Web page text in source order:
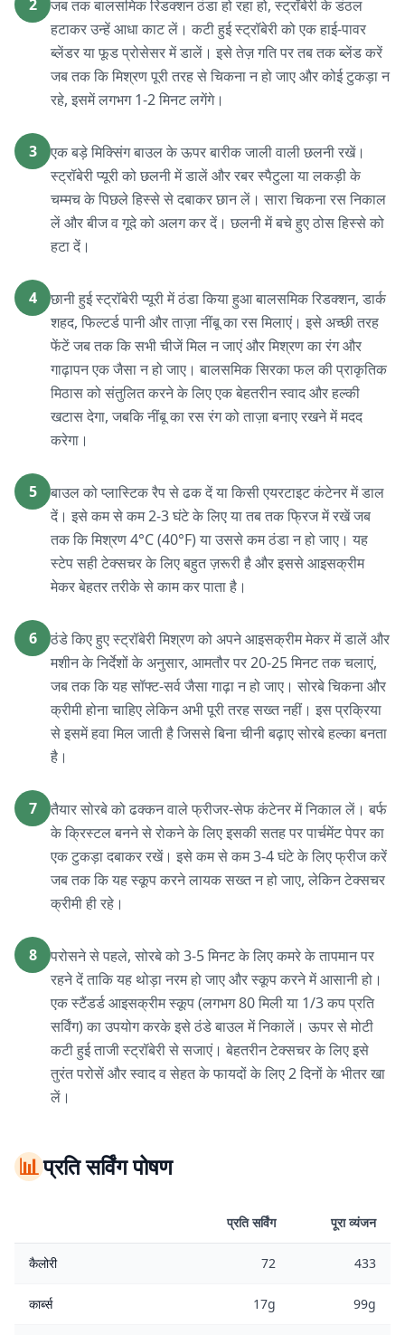
2
जब तक बालसमिक रिडक्शन ठंडा हो रहा हो, स्ट्रॉबेरी के डंठल
हटाकर उन्हें आधा काट लें। कटी हुई स्ट्रॉबेरी को एक हाई-पावर
ब्लेंडर या फूड प्रोसेसर में डालें। इसे तेज़ गति पर तब तक ब्लेंड करें
जब तक कि मिश्रण पूरी तरह से चिकना न हो जाए और कोई टुकड़ा न
रहे, इसमें लगभग 1-2 मिनट लगेंगे।
3
एक बड़े मिक्सिंग बाउल के ऊपर बारीक जाली वाली छलनी रखें।
स्ट्रॉबेरी प्यूरी को छलनी में डालें और रबर स्पैटुला या लकड़ी के
चम्मच के पिछले हिस्से से दबाकर छान लें। सारा चिकना रस निकाल
लें और बीज व गूदे को अलग कर दें। छलनी में बचे हुए ठोस हिस्से को
हटा दें।
4
छानी हुई स्ट्रॉबेरी प्यूरी में ठंडा किया हुआ बालसमिक रिडक्शन, डार्क
शहद, फिल्टर्ड पानी और ताज़ा नींबू का रस मिलाएं। इसे अच्छी तरह
फेंटें जब तक कि सभी चीजें मिल न जाएं और मिश्रण का रंग और
गाढ़ापन एक जैसा न हो जाए। बालसमिक सिरका फल की प्राकृतिक
मिठास को संतुलित करने के लिए एक बेहतरीन स्वाद और हल्की
खटास देगा, जबकि नींबू का रस रंग को ताज़ा बनाए रखने में मदद
करेगा।
5
बाउल को प्लास्टिक रैप से ढक दें या किसी एयरटाइट कंटेनर में डाल
दें। इसे कम से कम 2-3 घंटे के लिए या तब तक फ्रिज में रखें जब
तक कि मिश्रण 4°C (40°F) या उससे कम ठंडा न हो जाए। यह
स्टेप सही टेक्सचर के लिए बहुत ज़रूरी है और इससे आइसक्रीम
मेकर बेहतर तरीके से काम कर पाता है।
6
ठंडे किए हुए स्ट्रॉबेरी मिश्रण को अपने आइसक्रीम मेकर में डालें और
मशीन के निर्देशों के अनुसार, आमतौर पर 20-25 मिनट तक चलाएं,
जब तक कि यह सॉफ्ट-सर्व जैसा गाढ़ा न हो जाए। सोरबे चिकना और
क्रीमी होना चाहिए लेकिन अभी पूरी तरह सख्त नहीं। इस प्रक्रिया
से इसमें हवा मिल जाती है जिससे बिना चीनी बढ़ाए सोरबे हल्का बनता
है।
7
तैयार सोरबे को ढक्कन वाले फ्रीजर-सेफ कंटेनर में निकाल लें। बर्फ
के क्रिस्टल बनने से रोकने के लिए इसकी सतह पर पार्चमेंट पेपर का
एक टुकड़ा दबाकर रखें। इसे कम से कम 3-4 घंटे के लिए फ्रीज करें
जब तक कि यह स्कूप करने लायक सख्त न हो जाए, लेकिन टेक्सचर
क्रीमी ही रहे।
8
परोसने से पहले, सोरबे को 3-5 मिनट के लिए कमरे के तापमान पर
रहने दें ताकि यह थोड़ा नरम हो जाए और स्कूप करने में आसानी हो।
एक स्टैंडर्ड आइसक्रीम स्कूप (लगभग 80 मिली या 1/3 कप प्रति
सर्विंग) का उपयोग करके इसे ठंडे बाउल में निकालें। ऊपर से मोटी
कटी हुई ताजी स्ट्रॉबेरी से सजाएं। बेहतरीन टेक्सचर के लिए इसे
तुरंत परोसें और स्वाद व सेहत के फायदों के लिए 2 दिनों के भीतर खा
लें।
📊प्रति सर्विंग पोषण
प्रति सर्विंग पूरा व्यंजन
कैलोरी 72 433
कार्ब्स 17g 99g